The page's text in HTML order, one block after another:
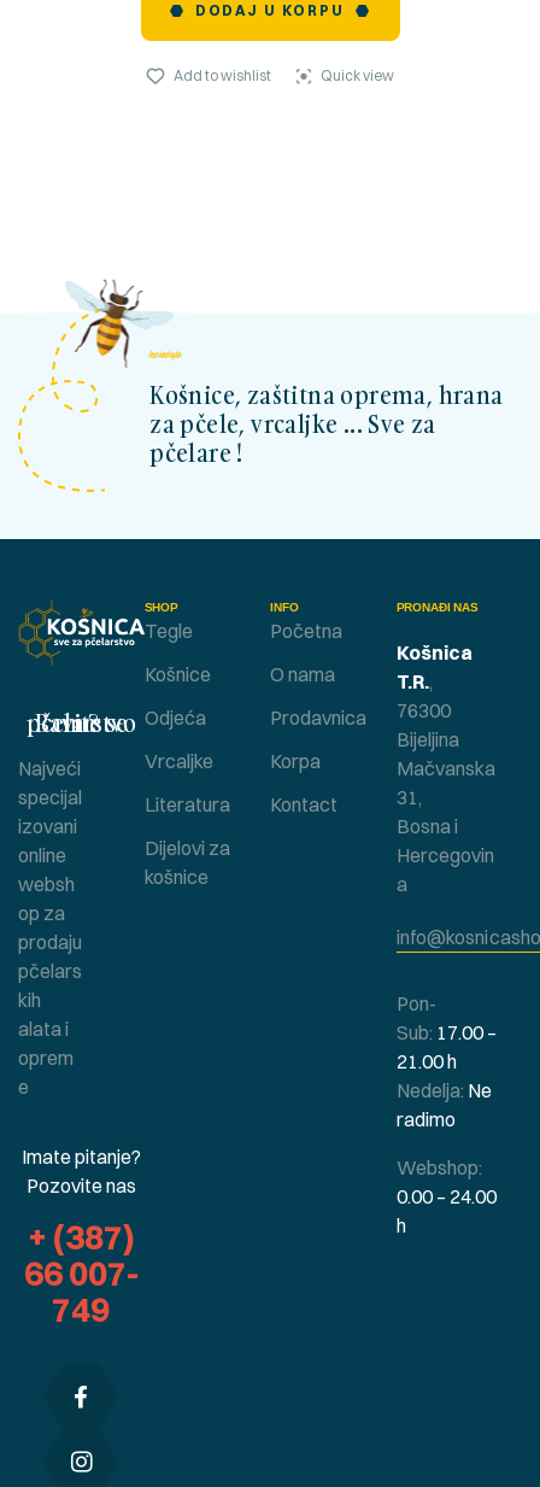
DODAJ U KORPU
Add to wishlist Quick view
kosnicashop.ba
Košnice, zaštitna oprema, hrana
za pčele, vrcaljke ... Sve za
pčelare !
SHOP
Tegle
Košnice
Odjeća
Vrcaljke
Literatura
Dijelovi za
košnice
INFO
Početna
O nama
Prodavnica
Korpa
Kontact
Bavite se pčelarstvom ?
Najveći
specijal
izovani
online
websh
op za
prodaju
pčelars
kih
alata i
oprem
e
Imate pitanje?
Pozovite nas
+ (387)
66 007-
749
PRONAĐI NAS
Košnica
T.R.,
76300
Bijeljina
Mačvanska
31,
Bosna i
Hercegovin
a
Pon-
Sub: 17.00 –
21.00 h
Nedelja: Ne
radimo
Webshop:
0.00 – 24.00
h